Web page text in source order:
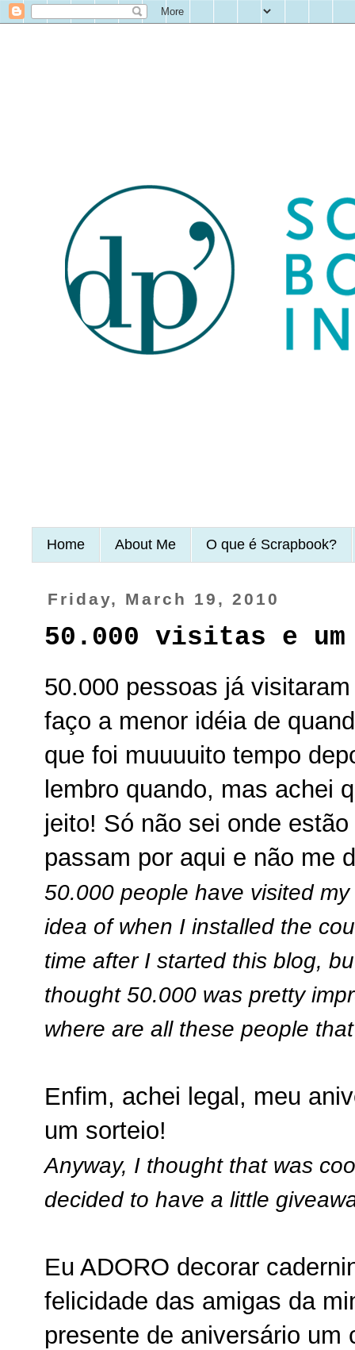
Home About Me O que é Scrapbook?
Friday, March 19, 2010
50.000 visitas e
50.000 pessoas já
faço a menor idéia de
que foi muuuuito tempo
lembro quando, mas achei
jeito! Só não sei onde
passam por aqui e não me
50.000 people have visited
idea of when I installed the
time after I started this blog,
thought 50.000 was pretty
where are all these people
Enfim, achei legal, meu
um sorteio!
Anyway, I thought that was
decided to have a little
Eu ADORO decorar
felicidade das amigas da
presente de aniversário um